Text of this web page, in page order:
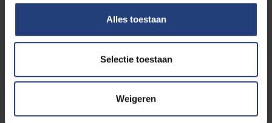
Alles toestaan
Selectie toestaan
Weigeren